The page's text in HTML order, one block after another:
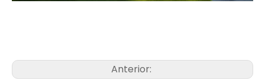
Anterior: